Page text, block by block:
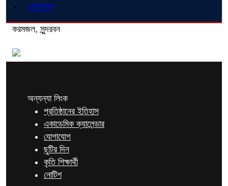
যোগাযোগ
করমজল, সুন্দরবন
অন্যন্যা লিংক
প্রতিষ্ঠানের ইতিহাস
একাডেমিক ক্যালেন্ডার
যোগাযোগ
ছুটির দিন
কৃতি শিক্ষার্থী
নোটিশ